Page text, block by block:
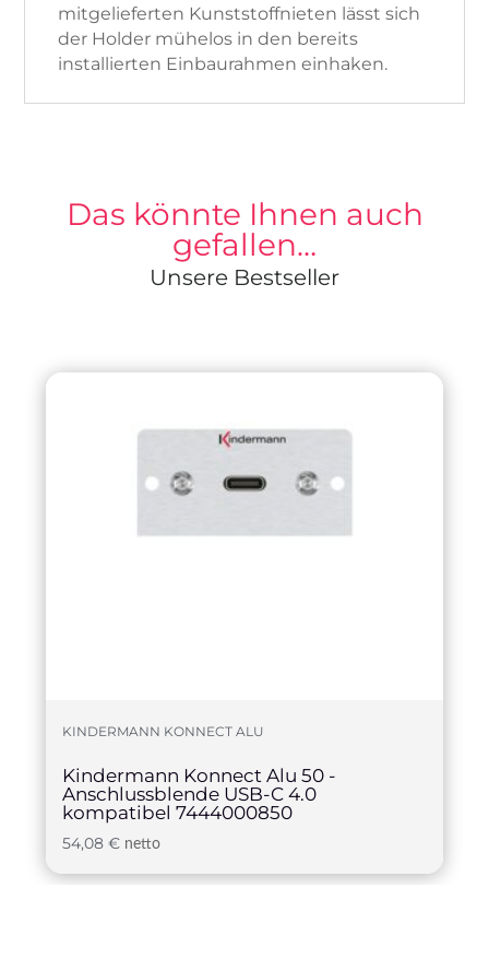
mitgelieferten Kunststoffnieten lässt sich
der Holder mühelos in den bereits
installierten Einbaurahmen einhaken.
Das könnte Ihnen auch
gefallen…
Unsere Bestseller
KINDERMANN KONNECT ALU
Kindermann Konnect Alu 50 -
Anschlussblende USB-C 4.0
kompatibel 7444000850
54,08€ netto